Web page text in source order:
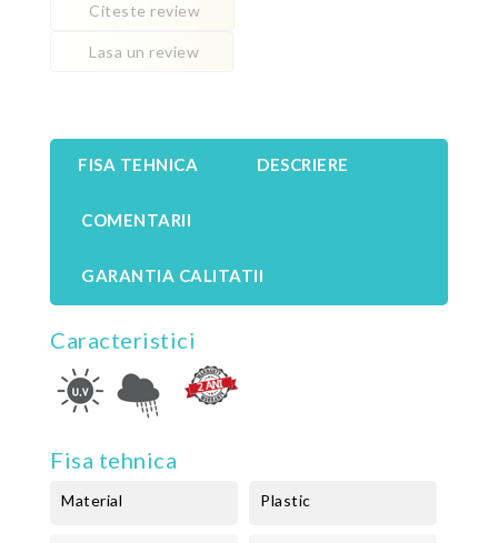
Citeste review
Lasa un review
FISA TEHNICA DESCRIERE
COMENTARII
GARANTIA CALITATII
Caracteristici
Fisa tehnica
Material Plastic